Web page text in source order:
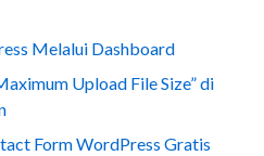
Melalui Dashboard
Upload File Size” di
Form WordPress Gratis